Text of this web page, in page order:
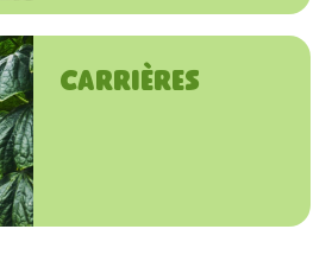
Carrières